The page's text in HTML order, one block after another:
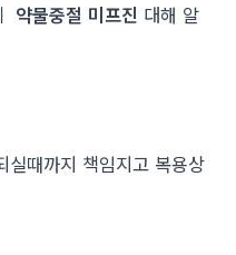
약물중절 미프진 대해 알
실때까지 책임지고 복용상